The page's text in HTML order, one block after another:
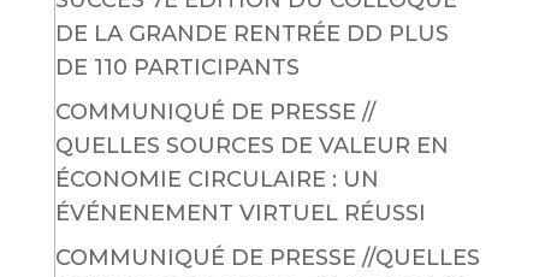
DE LA GRANDE RENTRÉE DD PLUS
DE 110 PARTICIPANTS
COMMUNIQUÉ DE PRESSE //
QUELLES SOURCES DE VALEUR EN
ÉCONOMIE CIRCULAIRE : UN
ÉVÉNENEMENT VIRTUEL RÉUSSI
COMMUNIQUÉ DE PRESSE //QUELLES